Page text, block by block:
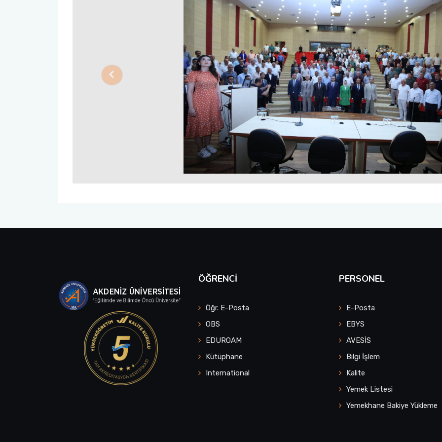
Previous
ÖĞRENCI
Öğr. E-Posta
OBS
EDUROAM
Kütüphane
International
PERSONEL
E-Posta
EBYS
AVESİS
Bilgi İşlem
Kalite
Yemek Listesi
Yemekhane Bakiye Yükleme